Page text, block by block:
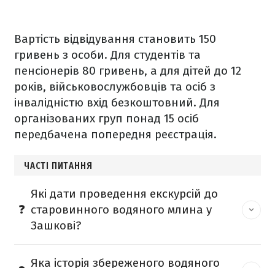
Вартість відвідування становить 150
гривень з особи. Для студентів та
пенсіонерів 80 гривень, а для дітей до 12
років, військовослужбовців та осіб з
інвалідністю вхід безкоштовний. Для
організованих груп понад 15 осіб
передбачена попередня реєстрація.
ЧАСТІ ПИТАННЯ
Які дати проведення екскурсій до
старовинного водяного млина у
Зашкові?
Яка історія збереженого водяного